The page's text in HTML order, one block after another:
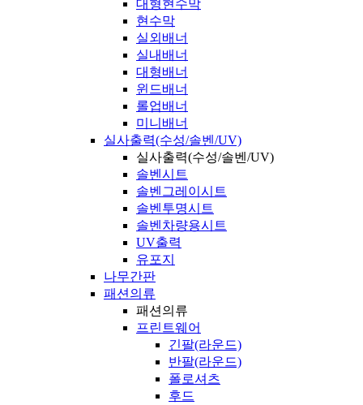
대형현수막
현수막
실외배너
실내배너
대형배너
윈드배너
롤업배너
미니배너
실사출력(수성/솔벤/UV)
실사출력(수성/솔벤/UV)
솔벤시트
솔벤그레이시트
솔벤투명시트
솔벤차량용시트
UV출력
유포지
나무간판
패션의류
패션의류
프린트웨어
긴팔(라운드)
반팔(라운드)
폴로셔츠
후드